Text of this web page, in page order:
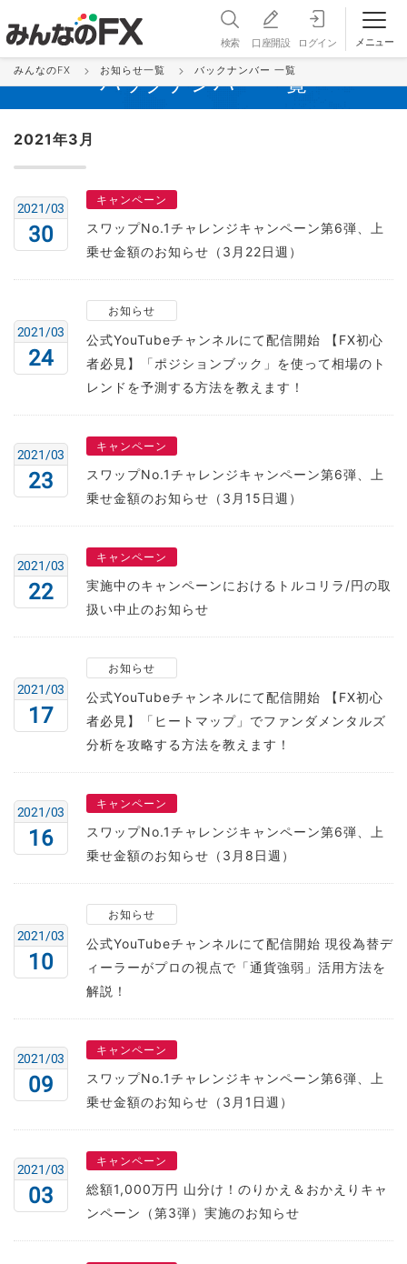
検索 口座開設 ログイン メニュー
バックナンバー 一覧
みんなのFX お知らせ一覧 バックナンバー 一覧
2021年3月
30
2021/03
キャンペーン
スワップNo.1チャレンジキャンペーン第6弾、上
乗せ金額のお知らせ（3月22日週）
24
2021/03
お知らせ
公式YouTubeチャンネルにて配信開始 【FX初心
者必見】「ポジションブック」を使って相場のト
レンドを予測する方法を教えます！
23
2021/03
キャンペーン
スワップNo.1チャレンジキャンペーン第6弾、上
乗せ金額のお知らせ（3月15日週）
22
2021/03
キャンペーン
実施中のキャンペーンにおけるトルコリラ/円の取
扱い中止のお知らせ
17
2021/03
お知らせ
公式YouTubeチャンネルにて配信開始 【FX初心
者必見】「ヒートマップ」でファンダメンタルズ
分析を攻略する方法を教えます！
16
2021/03
キャンペーン
スワップNo.1チャレンジキャンペーン第6弾、上
乗せ金額のお知らせ（3月8日週）
10
2021/03
お知らせ
公式YouTubeチャンネルにて配信開始 現役為替デ
ィーラーがプロの視点で「通貨強弱」活用方法を
解説！
09
2021/03
キャンペーン
スワップNo.1チャレンジキャンペーン第6弾、上
乗せ金額のお知らせ（3月1日週）
03
2021/03
キャンペーン
総額1,000万円 山分け！のりかえ＆おかえりキャ
ンペーン（第3弾）実施のお知らせ